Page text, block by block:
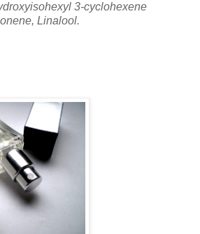
3-cyclohexene
Linalool.